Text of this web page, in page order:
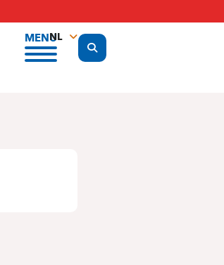
MENU
Display the search form
NL
FR